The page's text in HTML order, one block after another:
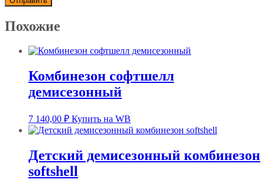
Похожие
Комбинезон софтшелл
демисезонный
7 140,00 ₽ Купить на WB
Детский демисезонный комбинезон
softshell